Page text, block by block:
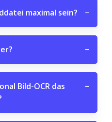
maximal sein? −
−
Bild-OCR das
−